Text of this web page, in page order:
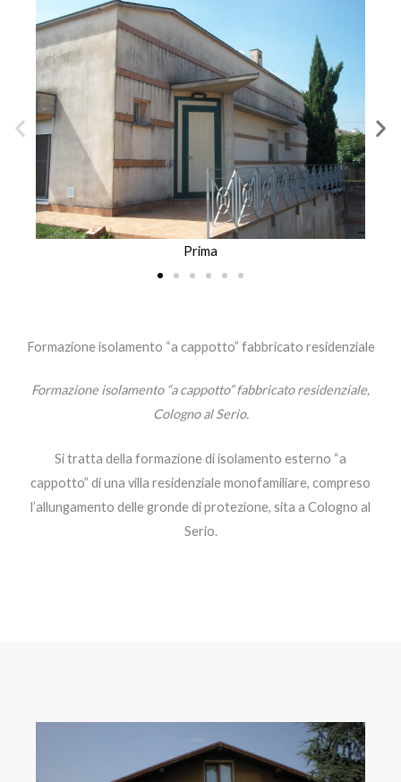
Prima
Formazione isolamento “a cappotto” fabbricato residenziale
Formazione isolamento “a cappotto” fabbricato residenziale,
Cologno al Serio.
Si tratta della formazione di isolamento esterno “a
cappotto” di una villa residenziale monofamiliare, compreso
l’allungamento delle gronde di protezione, sita a Cologno al
Serio.